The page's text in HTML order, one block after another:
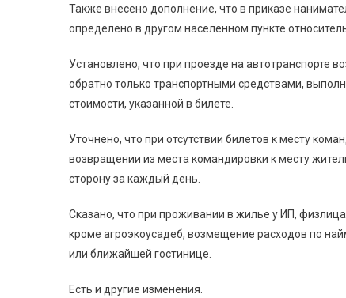
Также внесено дополнение, что в приказе
определено в другом населенном пункте
Установлено, что при проезде на автотранспорте
обратно только транспортными средствами,
стоимости, указанной в билете.
Уточнено, что при отсутствии билетов к месту
возвращении из места командировки к месту
сторону за каждый день.
Сказано, что при проживании в жилье у ИП,
кроме агроэкоусадеб, возмещение расходов по
или ближайшей гостинице.
Есть и другие изменения.